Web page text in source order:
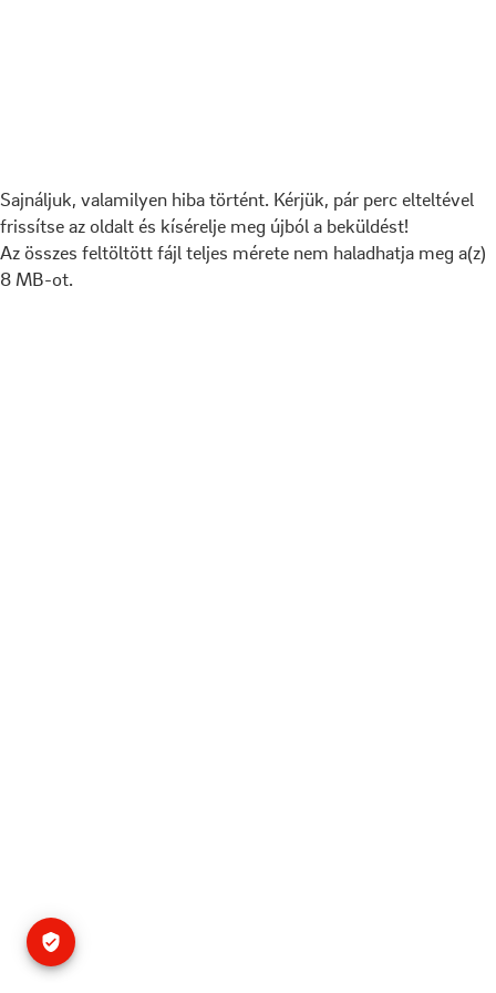
Sajnáljuk, valamilyen hiba történt. Kérjük, pár perc elteltével
frissítse az oldalt és kísérelje meg újból a beküldést!
Az összes feltöltött fájl teljes mérete nem haladhatja meg a(z)
8 MB-ot.